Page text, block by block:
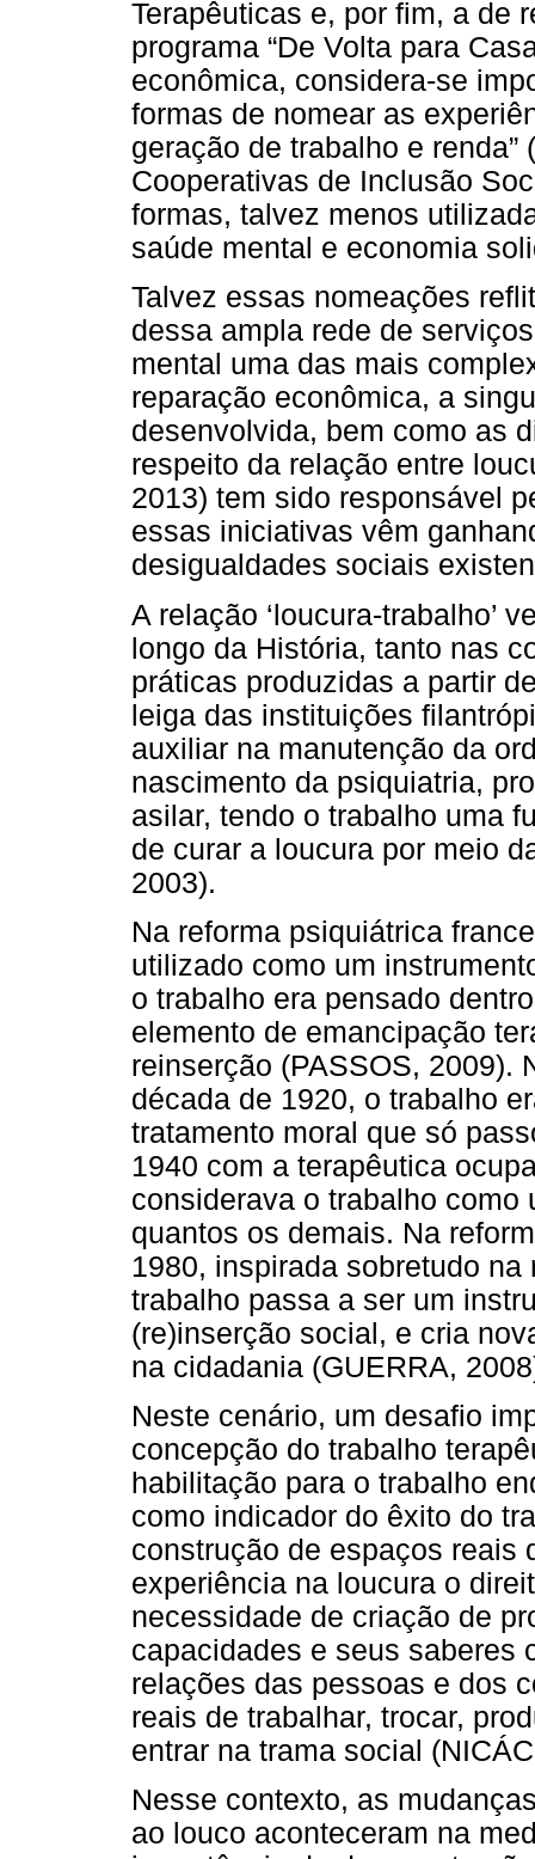
Terapêuticas e, por fim, a de
programa “De Volta para
econômica, considera-se
formas de nomear as
geração de trabalho e
Cooperativas de Inclusão
formas, talvez menos
saúde mental e economia
Talvez essas nomeações
dessa ampla rede de
mental uma das mais
reparação econômica, a
desenvolvida, bem como as
respeito da relação entre
2013) tem sido responsável
essas iniciativas vêm
desigualdades sociais
A relação ‘loucura-trabalho’
longo da História, tanto nas
práticas produzidas a partir
leiga das instituições
auxiliar na manutenção da
nascimento da psiquiatria,
asilar, tendo o trabalho uma
de curar a loucura por meio
2003).
Na reforma psiquiátrica
utilizado como um
o trabalho era pensado
elemento de emancipação
reinserção (PASSOS, 2009).
década de 1920, o trabalho
tratamento moral que só
1940 com a terapêutica
considerava o trabalho como
quantos os demais. Na
1980, inspirada sobretudo
trabalho passa a ser um
(re)inserção social, e cria
na cidadania (GUERRA,
Neste cenário, um desafio
concepção do trabalho
habilitação para o trabalho
como indicador do êxito do
construção de espaços reais
experiência na loucura o
necessidade de criação de
capacidades e seus saberes
relações das pessoas e dos
reais de trabalhar, trocar,
entrar na trama social
Nesse contexto, as
ao louco aconteceram na